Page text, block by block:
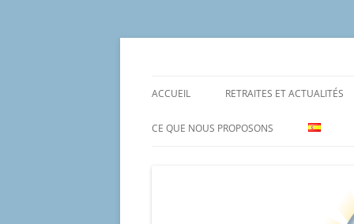
Aller
ACCUEIL RETRAITES ET ACTUALITÉS
CE QUE NOUS PROPOSONS